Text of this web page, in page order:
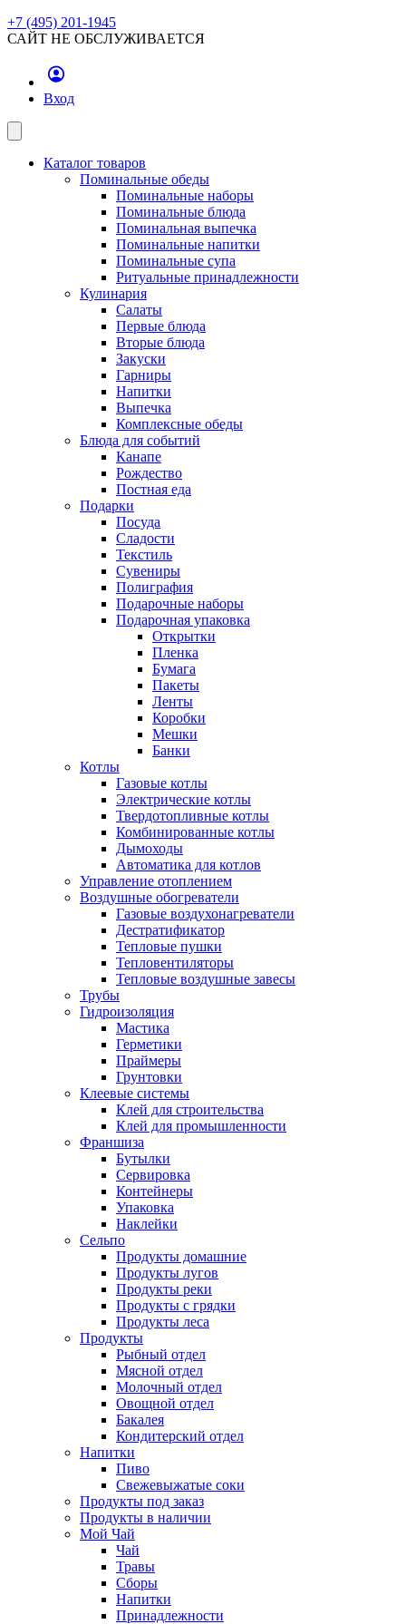
+7 (495) 201-1945
САЙТ НЕ ОБСЛУЖИВАЕТСЯ
Вход
Каталог товаров
Поминальные обеды
Поминальные наборы
Поминальные блюда
Поминальная выпечка
Поминальные напитки
Поминальные супа
Ритуальные принадлежности
Кулинария
Салаты
Первые блюда
Вторые блюда
Закуски
Гарниры
Напитки
Выпечка
Комплексные обеды
Блюда для событий
Канапе
Рождество
Постная еда
Подарки
Посуда
Сладости
Текстиль
Сувениры
Полиграфия
Подарочные наборы
Подарочная упаковка
Открытки
Пленка
Бумага
Пакеты
Ленты
Коробки
Мешки
Банки
Котлы
Газовые котлы
Электрические котлы
Твердотопливные котлы
Комбинированные котлы
Дымоходы
Автоматика для котлов
Управление отоплением
Воздушные обогреватели
Газовые воздухонагреватели
Дестратификатор
Тепловые пушки
Тепловентиляторы
Тепловые воздушные завесы
Трубы
Гидроизоляция
Мастика
Герметики
Праймеры
Грунтовки
Клеевые системы
Клей для строительства
Клей для промышленности
Франшиза
Бутылки
Сервировка
Контейнеры
Упаковка
Наклейки
Сельпо
Продукты домашние
Продукты лугов
Продукты реки
Продукты с грядки
Продукты леса
Продукты
Рыбный отдел
Мясной отдел
Молочный отдел
Овощной отдел
Бакалея
Кондитерский отдел
Напитки
Пиво
Cвежевыжатые соки
Продукты под заказ
Продукты в наличии
Мой Чай
Чай
Травы
Сборы
Напитки
Принадлежности